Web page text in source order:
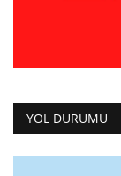
YOL DURUMU